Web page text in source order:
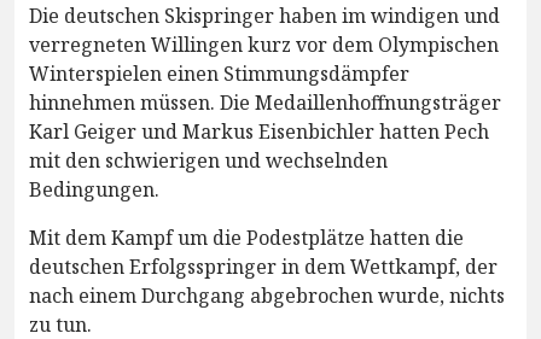
Die deutschen Skispringer haben im windigen und
verregneten Willingen kurz vor dem Olympischen
Winterspielen einen Stimmungsdämpfer
hinnehmen müssen. Die Medaillenhoffnungsträger
Karl Geiger und Markus Eisenbichler hatten Pech
mit den schwierigen und wechselnden
Bedingungen.
Mit dem Kampf um die Podestplätze hatten die
deutschen Erfolgsspringer in dem Wettkampf, der
nach einem Durchgang abgebrochen wurde, nichts
zu tun.